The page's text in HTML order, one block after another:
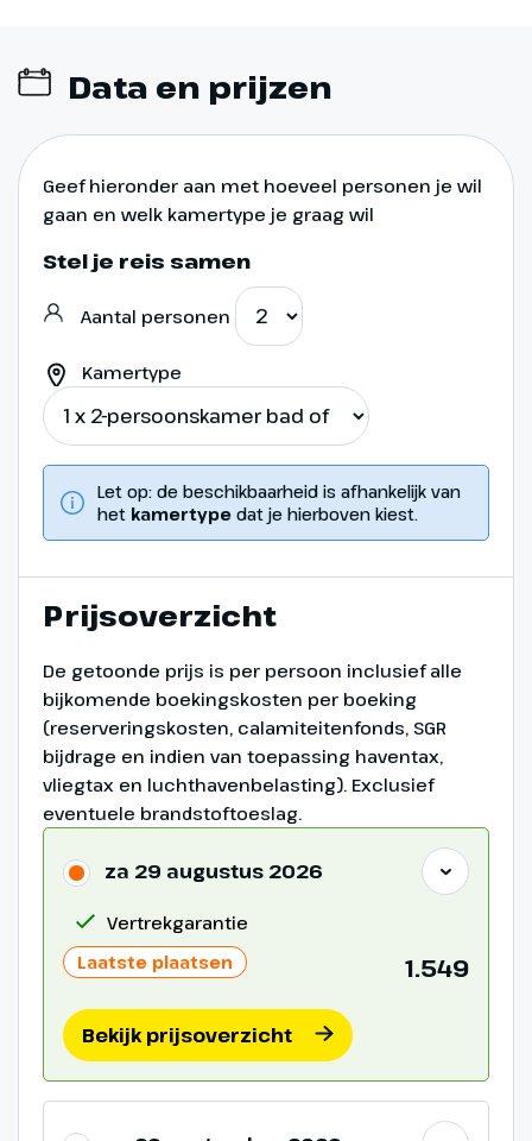
Dag 11
Vertrek Opatija
440 km
afscheid van ons hotel. We rijden
door Slovenië en Oostenrijk naar
Zuid-Duitsland voor de laatste
Naar huis
750 km
We vervolgen onze terugreis
naar Nederland. In Didam staat er
een afscheidsdiner voor je klaar.
(€) = bijkomende entreegelden
Data en prijzen
Geef hieronder aan met hoeveel personen je wil
gaan en welk kamertype je graag wil
Stel je reis samen
Aantal personen
Kamertype
Let op: de beschikbaarheid is afhankelijk van
het kamertype dat je hierboven kiest.
Prijsoverzicht
De getoonde prijs is per persoon inclusief alle
bijkomende boekingskosten per boeking
(reserveringskosten, calamiteitenfonds, SGR
bijdrage en indien van toepassing haventax,
vliegtax en luchthavenbelasting). Exclusief
eventuele brandstoftoeslag.
za 29 augustus 2026
Vertrekgarantie
Laatste plaatsen 1.549
Bekijk prijsoverzicht